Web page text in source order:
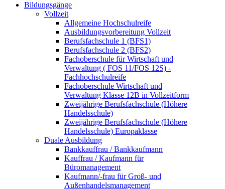
Bildungsgänge
Vollzeit
Allgemeine Hochschulreife
Ausbildungsvorbereitung Vollzeit
Berufsfachschule 1 (BFS1)
Berufsfachschule 2 (BFS2)
Fachoberschule für Wirtschaft und
Verwaltung ( FOS 11/FOS 12S) -
Fachhochschulreife
Fachoberschule Wirtschaft und
Verwaltung Klasse 12B in Vollzeitform
Zweijährige Berufsfachschule (Höhere
Handelsschule)
Zweijährige Berufsfachschule (Höhere
Handelsschule) Europaklasse
Duale Ausbildung
Bankkauffrau / Bankkaufmann
Kauffrau / Kaufmann für
Büromanagement
Kaufmann/-frau für Groß- und
Außenhandelsmanagement